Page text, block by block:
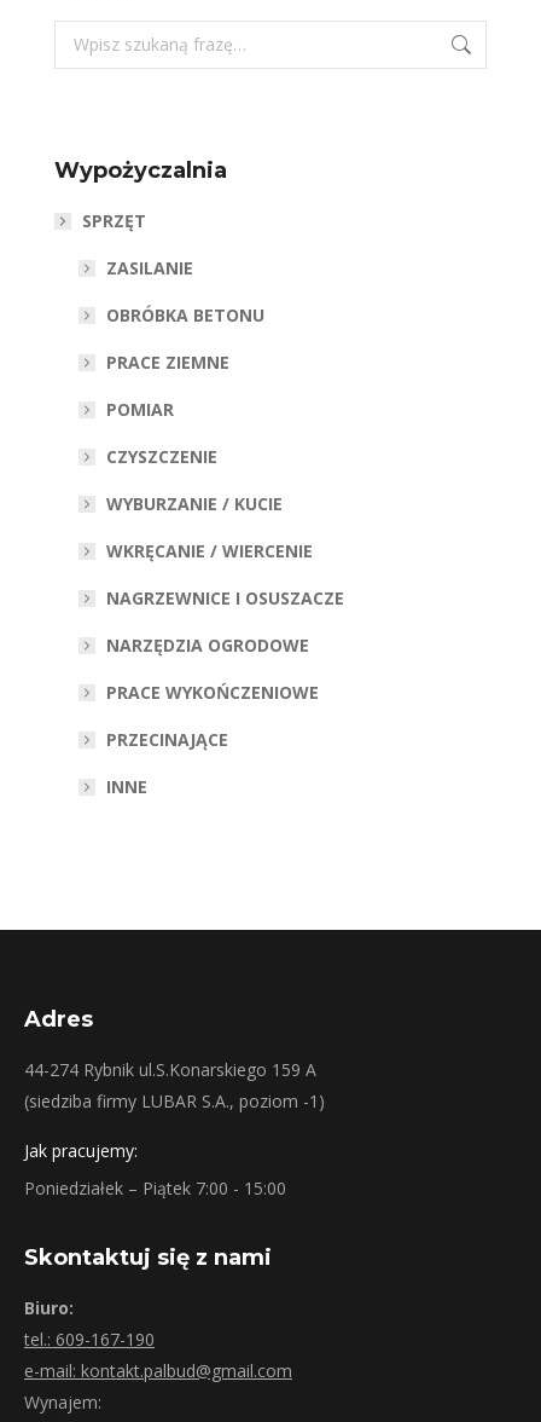
Szukaj:
Wypożyczalnia
SPRZĘT
ZASILANIE
OBRÓBKA BETONU
PRACE ZIEMNE
POMIAR
CZYSZCZENIE
WYBURZANIE / KUCIE
WKRĘCANIE / WIERCENIE
NAGRZEWNICE I OSUSZACZE
NARZĘDZIA OGRODOWE
PRACE WYKOŃCZENIOWE
PRZECINAJĄCE
INNE
Adres
44-274 Rybnik ul.S.Konarskiego 159 A
(siedziba firmy LUBAR S.A., poziom -1)
Jak pracujemy:
Poniedziałek – Piątek 7:00 - 15:00
Skontaktuj się z nami
Biuro:
tel.: 609-167-190
e-mail: kontakt.palbud@gmail.com
Wynajem: